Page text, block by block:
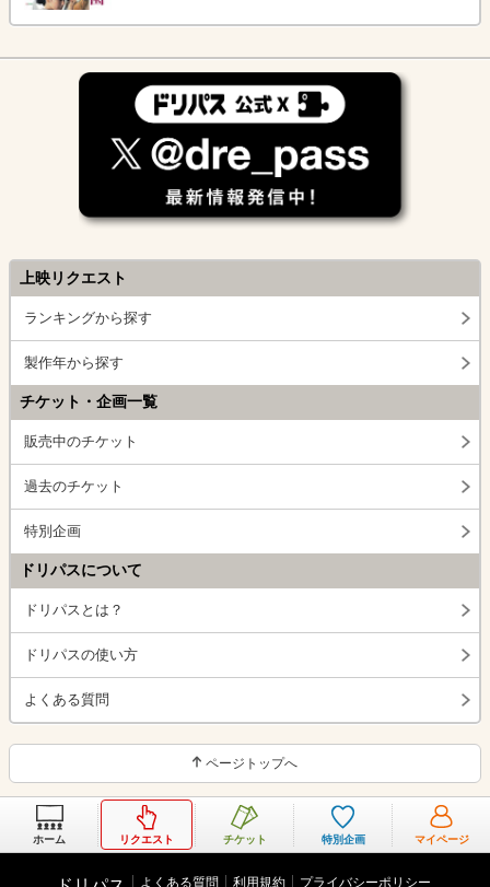
上映リクエスト
ランキングから探す
製作年から探す
チケット・企画一覧
販売中のチケット
過去のチケット
特別企画
ドリパスについて
ドリパスとは？
ドリパスの使い方
よくある質問
ページトップへ
ホーム リクエスト チケット 特別企画 マイページ
よくある質問 利用規約 プライバシーポリシー